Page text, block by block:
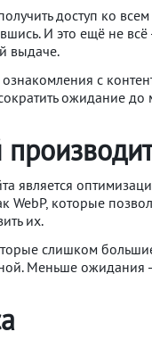
доступ ко
И это ещё не
выдаче.
с
ожидание
является
которые
их.
слишком
Меньше